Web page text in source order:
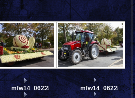
mfw14_062288
mfw14_062287